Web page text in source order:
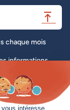
intéresse
chaque mois
informations
initiale *